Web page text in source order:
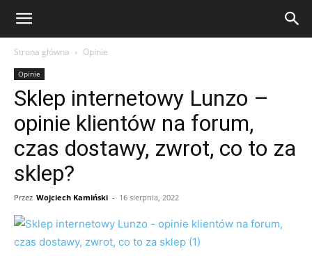
eFakty24.pl
Strona główna Opinie
Opinie
Sklep internetowy Lunzo –
opinie klientów na forum,
czas dostawy, zwrot, co to za
sklep?
Przez Wojciech Kamiński - 16 sierpnia, 2022